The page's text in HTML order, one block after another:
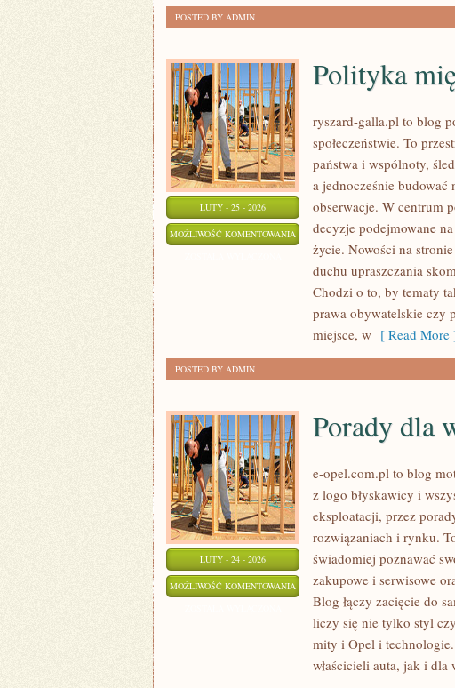
POSTED BY ADMIN
LUTY - 25 - 2026
MOŻLIWOŚĆ KOMENTOWANIA POLITYKA
MIĘDZYNARODOWA
Polityka
ryszard-galla.pl to blog
społeczeństwie. To
państwa i wspólnoty,
a jednocześnie
obserwacje. W centrum
decyzje podejmowane
życie. Nowości na
duchu upraszczania
Chodzi o to, by tematy
prawa obywatelskie czy
miejsce, w [ Read More
POSTED BY ADMIN
LUTY - 24 - 2026
MOŻLIWOŚĆ KOMENTOWANIA PORADY
WŁAŚCICIELI
Porady dla
e-opel.com.pl to blog
z logo błyskawicy i
eksploatacji, przez
rozwiązaniach i rynku.
świadomiej poznawać
zakupowe i serwisowe
Blog łączy zacięcie do
liczy się nie tylko styl
mity i Opel i
właścicieli auta, jak i dla